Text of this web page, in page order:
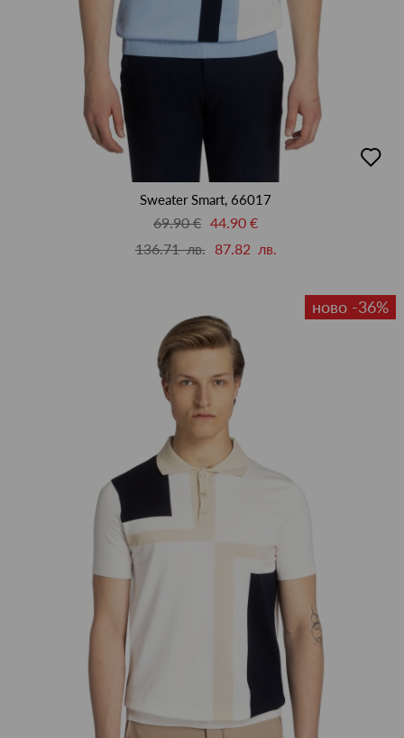
в
Sweater Smart, 66017
69.90 € 44.90 €
136.71 лв.
87.82 лв.
ново -36%